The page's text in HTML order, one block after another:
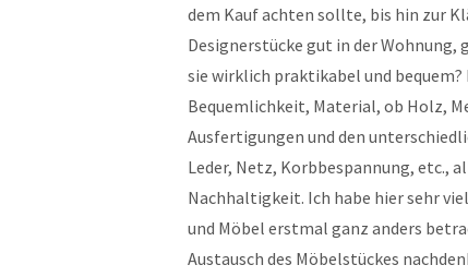
dem Kauf achten sollte, bis hin zur
Designerstücke gut in der Wohnung,
sie wirklich praktikabel und
Bequemlichkeit, Material, ob Holz,
Ausfertigungen und den
Leder, Netz, Korbbespannung, etc.,
Nachhaltigkeit. Ich habe hier sehr
und Möbel erstmal ganz anders
Austausch des Möbelstückes